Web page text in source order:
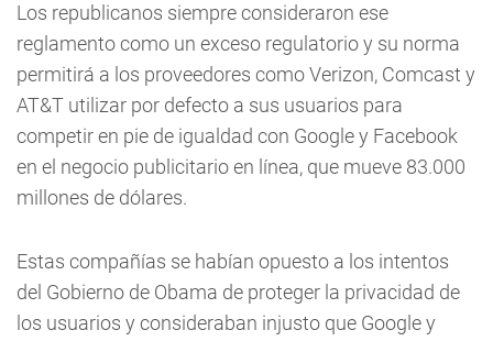
Los republicanos siempre consideraron ese
reglamento como un exceso regulatorio y su norma
permitirá a los proveedores como Verizon, Comcast y
AT&T utilizar por defecto a sus usuarios para
competir en pie de igualdad con Google y Facebook
en el negocio publicitario en línea, que mueve 83.000
millones de dólares.
Estas compañías se habían opuesto a los intentos
del Gobierno de Obama de proteger la privacidad de
los usuarios y consideraban injusto que Google y